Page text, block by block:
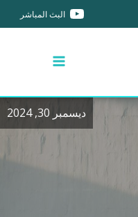
البث المباشر
ديسمبر 30, 2024